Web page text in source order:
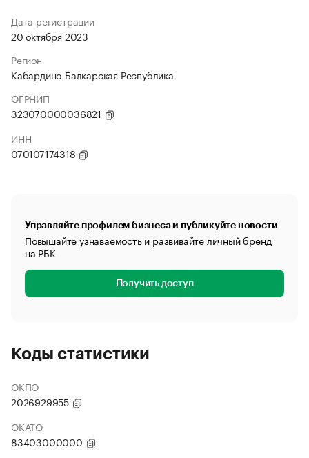
Дата регистрации
20 октября 2023
Регион
Кабардино-Балкарская Республика
ОГРНИП
323070000036821
ИНН
070107174318
Управляйте профилем бизнеса и публикуйте новости
Повышайте узнаваемость и развивайте личный бренд
на РБК
Получить доступ
Коды статистики
ОКПО
2026929955
ОКАТО
83403000000